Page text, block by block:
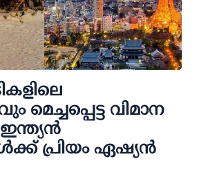
വിമാന
പ്രിയം ഏഷ്യന്‍